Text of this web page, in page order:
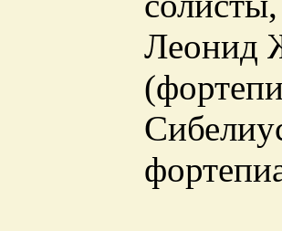
Леонид